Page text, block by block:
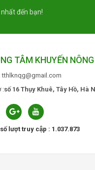
đến bạn!
TÂM KHUYẾN
tthlknqg@gmail.com
:số 16 Thụy Khuê, Tây Hồ, Hà
lượt truy cập : 1.037.873